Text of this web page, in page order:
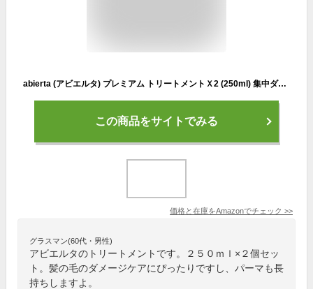
abierta (アビエルタ) プレミアム トリートメントＸ2 (250ml) 集中ダメージケア 洗い流す 流さない (2wayタイプ) 褪色防止 パーマ長持ち ギフト
この商品をサイトでみる
価格と在庫をAmazonでチェック >>
グラスマン(60代・男性)
アビエルタのトリートメントです。２５０ｍｌ×２個セッ
ト。髪の毛のダメージケアにぴったりですし、パーマも長
持ちしますよ。